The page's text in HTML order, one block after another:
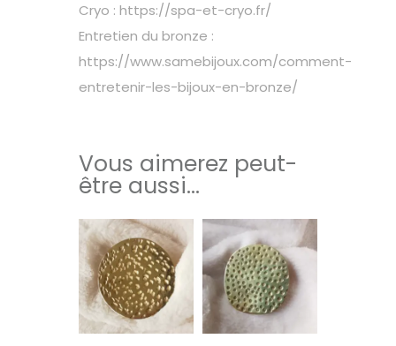
Cryo : https://spa-et-cryo.fr/
Entretien du bronze :
https://www.samebijoux.com/comment-
entretenir-les-bijoux-en-bronze/
Vous aimerez peut-
être aussi…